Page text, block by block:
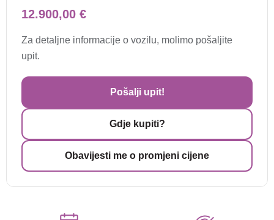
12.900,00 €
Za detaljne informacije o vozilu, molimo pošaljite
upit.
Pošalji upit!
Gdje kupiti?
Obavijesti me o promjeni cijene